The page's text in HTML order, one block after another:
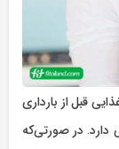
قبل از بارداری
در صورتی‌که